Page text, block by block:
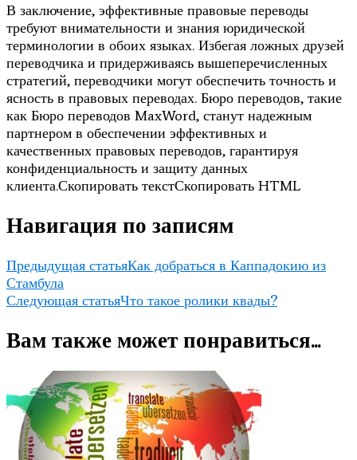
В заключение, эффективные правовые переводы
требуют внимательности и знания юридической
терминологии в обоих языках. Избегая ложных друзей
переводчика и придерживаясь вышеперечисленных
стратегий, переводчики могут обеспечить точность и
ясность в правовых переводах. Бюро переводов, такие
как Бюро переводов MaxWord, станут надежным
партнером в обеспечении эффективных и
качественных правовых переводов, гарантируя
конфиденциальность и защиту данных
клиента.Скопировать текстСкопировать HTML
Навигация по записям
Предыдущая статьяКак добраться в Каппадокию из
Стамбула
Следующая статьяЧто такое ролики квады?
Вам также может понравиться...